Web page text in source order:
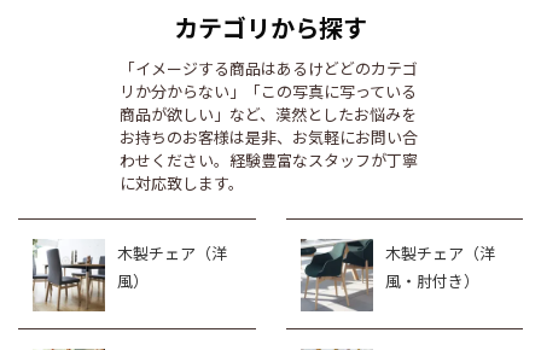
カテゴリから探す
「イメージする商品はあるけどどのカテゴ
リか分からない」「この写真に写っている
商品が欲しい」など、漠然としたお悩みを
お持ちのお客様は是非、お気軽にお問い合
わせください。経験豊富なスタッフが丁寧
に対応致します。
木製チェア（洋
風）
木製チェア（洋
風・肘付き）